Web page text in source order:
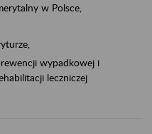
w Polsce,
wypadkowej i
leczniczej